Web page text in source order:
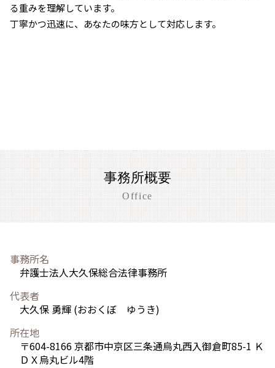
る重みを理解しています。
丁寧かつ迅速に、あなたの味方として対応します。
事務所概要
Office
事務所名
弁護士法人大久保総合法律事務所
代表者
大久保 勇輝 (おおくぼ ゆうき)
所在地
〒604-8166 京都市中京区三条通烏丸西入御倉町85-1 Ｋ
ＤＸ烏丸ビル4階